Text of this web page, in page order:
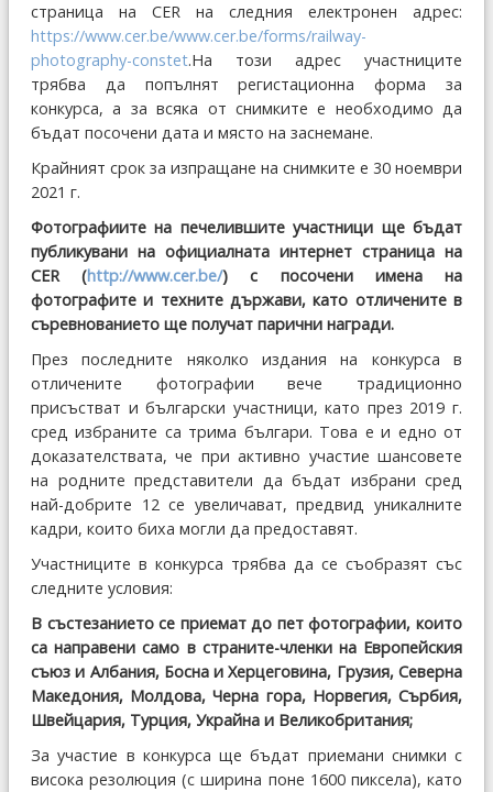
страница на CER на следния електронен адрес:
https://www.cer.be/www.cer.be/forms/railway-
photography-constet.На този адрес участниците
трябва да попълнят регистационна форма за
конкурса, а за всяка от снимките е необходимо да
бъдат посочени дата и място на заснемане.
Крайният срок за изпращане на снимките е 30 ноември
2021 г.
Фотографиите на печелившите участници ще бъдат
публикувани на официалната интернет страница на
CER (http://www.cer.be/) с посочени имена на
фотографите и техните държави, като отличените в
съревнованието ще получат парични награди.
През последните няколко издания на конкурса в
отличените фотографии вече традиционно
присъстват и български участници, като през 2019 г.
сред избраните са трима българи. Това е и едно от
доказателствата, че при активно участие шансовете
на родните представители да бъдат избрани сред
най-добрите 12 се увеличават, предвид уникалните
кадри, които биха могли да предоставят.
Участниците в конкурса трябва да се съобразят със
следните условия:
В състезанието се приемат до пет фотографии, които
са направени само в страните-членки на Европейския
съюз и Албания, Босна и Херцеговина, Грузия, Северна
Македония, Молдова, Черна гора, Норвегия, Сърбия,
Швейцария, Турция, Украйна и Великобритания;
За участие в конкурса ще бъдат приемани снимки с
висока резолюция (с ширина поне 1600 пиксела), като